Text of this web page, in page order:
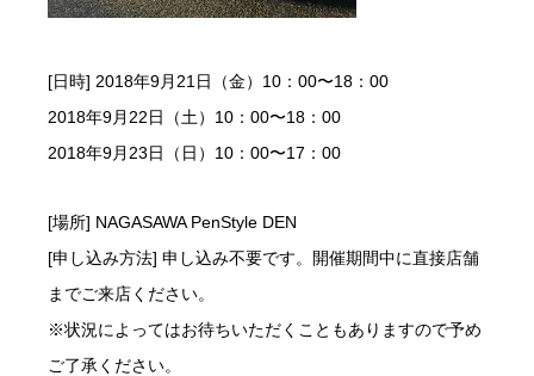
[日時] 2018年9月21日（金）10：00〜18：00
2018年9月22日（土）10：00〜18：00
2018年9月23日（日）10：00〜17：00
[場所] NAGASAWA PenStyle DEN
[申し込み方法] 申し込み不要です。開催期間中に直接店舗
までご来店ください。
※状況によってはお待ちいただくこともありますので予め
ご了承ください。